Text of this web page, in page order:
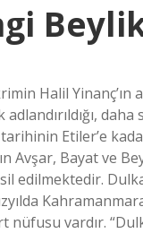
Halil
Etiler’e
Avşar, Bayat ve
edilmektedir.
vardır.